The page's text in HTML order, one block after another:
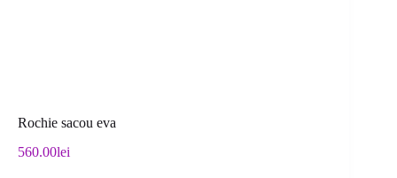
Rochie sacou eva
560.00lei